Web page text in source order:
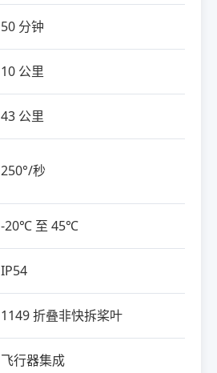
50 分钟
10 公里
43 公里
250°/秒
-20℃ 至 45℃
IP54
1149 折叠非快拆桨叶
飞行器集成